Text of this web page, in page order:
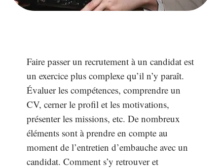
Faire passer un recrutement à un candidat est
un exercice plus complexe qu’il n’y paraît.
Évaluer les compétences, comprendre un
CV, cerner le profil et les motivations,
présenter les missions, etc. De nombreux
éléments sont à prendre en compte au
moment de l’entretien d’embauche avec un
candidat. Comment s’y retrouver et